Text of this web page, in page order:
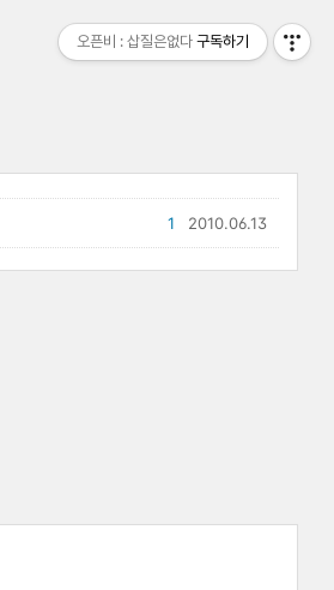
2010.06.13
1
오픈비 : 삽질은없다 구독하기